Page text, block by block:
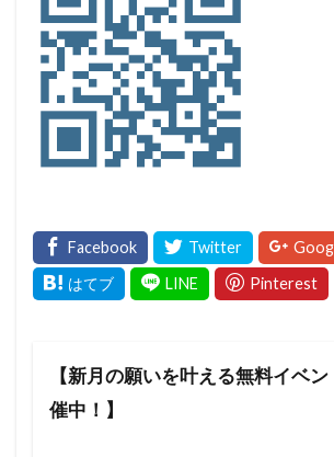
【新月の願いを叶える無料イベ
催中！】